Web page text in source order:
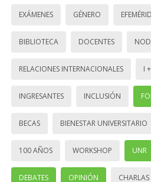
EXÁMENES GÉNERO
BIBLIOTECA DOCENTES
RELACIONES INTERNACIONALES I
INGRESANTES INCLUSIÓN
BECAS BIENESTAR UNIVERSITARIO
100 AÑOS WORKSHOP UNR
DEBATES OPINIÓN CHARLAS